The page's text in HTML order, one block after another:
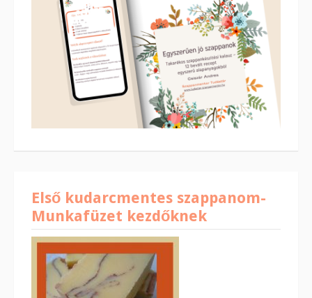
Első kudarcmentes szappanom-
Munkafüzet kezdőknek